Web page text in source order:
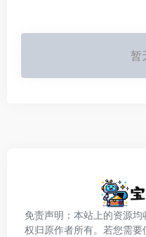
暂
免责声明：本站上的资源
权归原作者所有。若您需